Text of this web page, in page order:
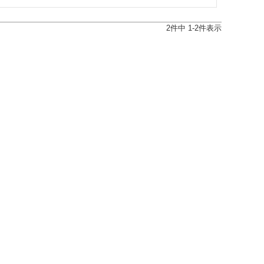
2件中 1-2件表示